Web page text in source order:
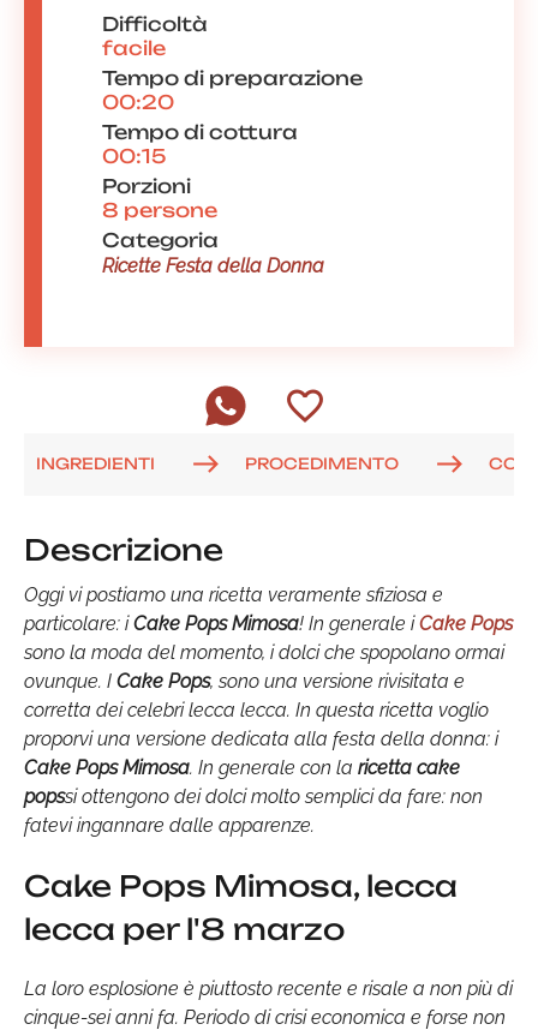
Difficoltà
facile
Tempo di preparazione
00:20
Tempo di cottura
00:15
Porzioni
8 persone
Categoria
Ricette Festa della Donna
INGREDIENTI PROCEDIMENTO
Descrizione
Oggi vi postiamo una ricetta veramente sfiziosa e
particolare: iCake Pops Mimosa! In generale iCake Pops
sono la moda del momento, i dolci che spopolano ormai
ovunque. I Cake Pops, sono una versione rivisitata e
corretta dei celebri lecca lecca. In questa ricetta voglio
proporvi una versione dedicata alla festa della donna: i
Cake Pops Mimosa. In generale con la ricetta cake
popssi ottengono dei dolci molto semplici da fare: non
fatevi ingannare dalle apparenze.
Cake Pops Mimosa, lecca
lecca per l'8 marzo
La loro esplosione è piuttosto recente e risale a non più di
cinque-sei anni fa. Periodo di crisi economica e forse non